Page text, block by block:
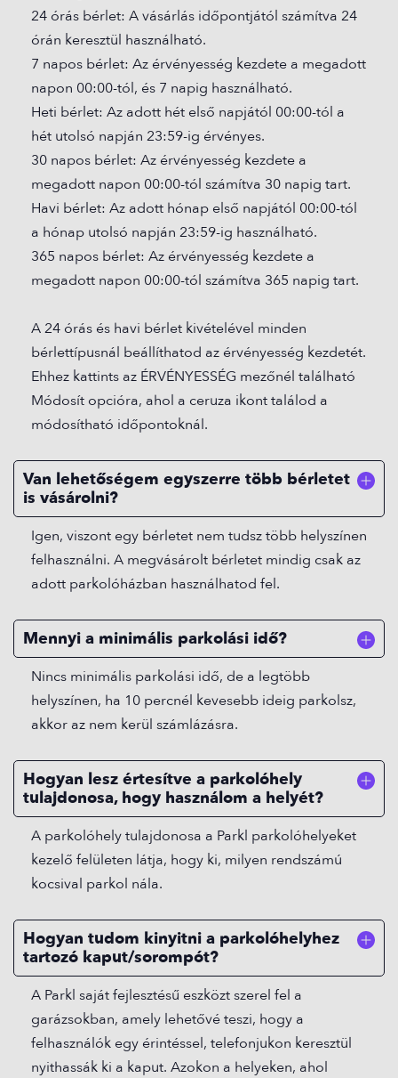
24 órás bérlet: A vásárlás időpontjától számítva 24
órán keresztül használható.
7 napos bérlet: Az érvényesség kezdete a megadott
napon 00:00-tól, és 7 napig használható.
Heti bérlet: Az adott hét első napjától 00:00-tól a
hét utolsó napján 23:59-ig érvényes.
30 napos bérlet: Az érvényesség kezdete a
megadott napon 00:00-tól számítva 30 napig tart.
Havi bérlet: Az adott hónap első napjától 00:00-tól
a hónap utolsó napján 23:59-ig használható.
365 napos bérlet: Az érvényesség kezdete a
megadott napon 00:00-tól számítva 365 napig tart.
A 24 órás és havi bérlet kivételével minden
bérlettípusnál beállíthatod az érvényesség kezdetét.
Ehhez kattints az ÉRVÉNYESSÉG mezőnél található
Módosít opcióra, ahol a ceruza ikont találod a
módosítható időpontoknál.
Van lehetőségem egyszerre több bérletet
is vásárolni?
Igen, viszont egy bérletet nem tudsz több helyszínen
felhasználni. A megvásárolt bérletet mindig csak az
adott parkolóházban használhatod fel.
Mennyi a minimális parkolási idő?
Nincs minimális parkolási idő, de a legtöbb
helyszínen, ha 10 percnél kevesebb ideig parkolsz,
akkor az nem kerül számlázásra.
Hogyan lesz értesítve a parkolóhely
tulajdonosa, hogy használom a helyét?
A parkolóhely tulajdonosa a Parkl parkolóhelyeket
kezelő felületen látja, hogy ki, milyen rendszámú
kocsival parkol nála.
Hogyan tudom kinyitni a parkolóhelyhez
tartozó kaput/sorompót?
A Parkl saját fejlesztésű eszközt szerel fel a
garázsokban, amely lehetővé teszi, hogy a
felhasználók egy érintéssel, telefonjukon keresztül
nyithassák ki a kaput. Azokon a helyeken, ahol